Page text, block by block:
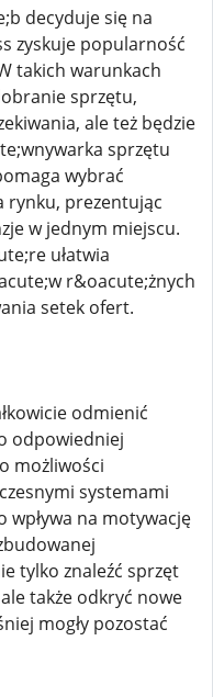
decyduje się na
zyskuje popularność
takich warunkach
sprzętu,
ale też będzie
sprzętu
wybrać
rynku, prezentując
w jednym miejscu.
ułatwia
r&oacute;żnych
setek ofert.
odmienić
odpowiedniej
możliwości
systemami
na motywację
tylko znaleźć sprzęt
także odkryć nowe
mogły pozostać